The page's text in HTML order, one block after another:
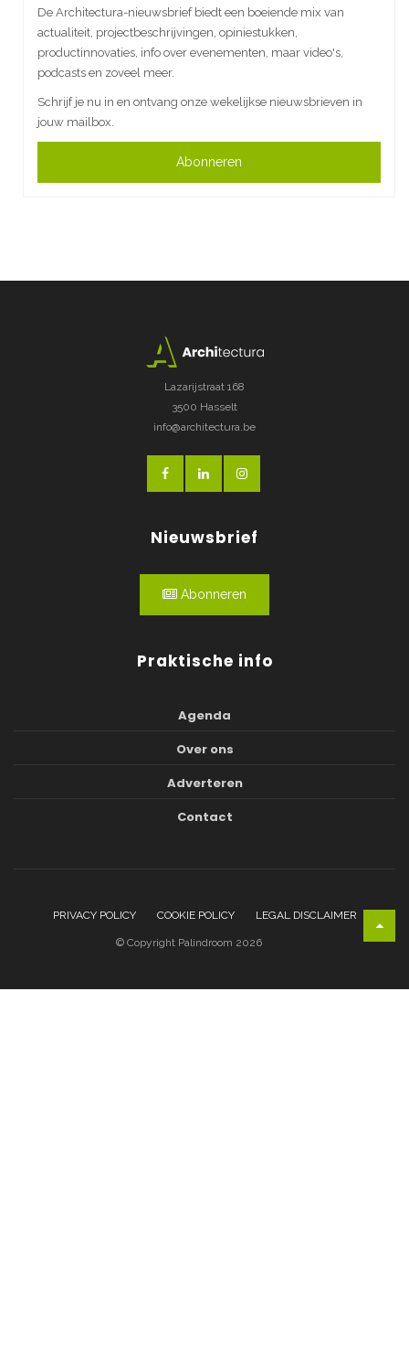
De Architectura-nieuwsbrief biedt een boeiende mix van
actualiteit, projectbeschrijvingen, opiniestukken,
productinnovaties, info over evenementen, maar video's,
podcasts en zoveel meer.
Schrijf je nu in en ontvang onze wekelijkse nieuwsbrieven in
jouw mailbox.
Abonneren
Lazarijstraat 168
3500 Hasselt
info@architectura.be
Nieuwsbrief
Abonneren
Praktische info
Agenda
Over ons
Adverteren
Contact
PRIVACY POLICY COOKIE POLICY LEGAL DISCLAIMER
© Copyright Palindroom 2026